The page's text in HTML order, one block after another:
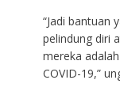
“Jadi bantuan
pelindung diri
mereka
COVID-19,”